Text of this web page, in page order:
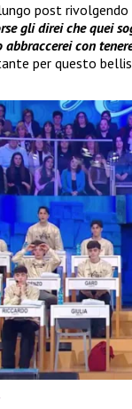
post rivolgendo
gli direi che quei
con
per questo